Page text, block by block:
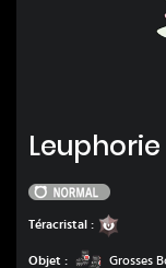
Leuphorie
Normal
Téracristal :
Objet : Grosses